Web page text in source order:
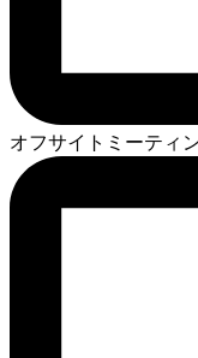
オフサイトミーティ